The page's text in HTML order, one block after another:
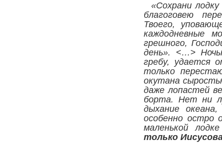
«Сохрани
благоговею
Твоего,
каждодневные
грешного,
день». <…>
гребу, удается
только
окутана
даже лопастей
борта. Нет ни
дыхание
особенно остро
маленькой
только